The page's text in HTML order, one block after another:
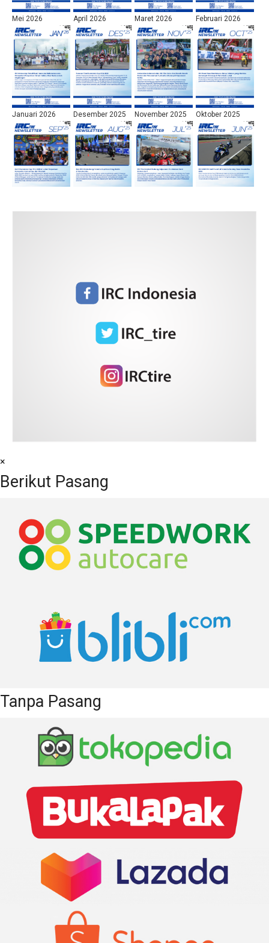
Mei 2026 April 2026 Maret 2026 Februari 2026
Januari 2026 Desember 2025 November 2025 Oktober 2025
September 2025 Juni 2025
April 2025
Agustus 2023 Juli 2023 Juni 2023 Mei 2023
Februari 2023 Januari 2023
×
Berikut Pasang
Tanpa Pasang